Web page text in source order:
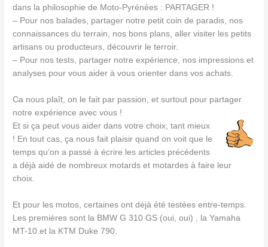
dans la philosophie de Moto-Pyrénées : PARTAGER !
– Pour nos balades, partager notre petit coin de paradis, nos
connaissances du terrain, nos bons plans, aller visiter les petits
artisans ou producteurs, découvrir le terroir.
– Pour nos tests, partager notre expérience, nos impressions et
analyses pour vous aider à vous orienter dans vos achats.
Ca nous plaît, on le fait par passion, et surtout pour partager
notre expérience avec vous !
Et si ça peut vous aider dans votre choix, tant mieux
! En tout cas, ça nous fait plaisir quand on voit que le
temps qu’on a passé à écrire les articles précédents
a déjà aidé de nombreux motards et motardes à faire leur
choix.
Et pour les motos, certaines ont déjà été testées entre-temps.
Les premières sont la BMW G 310 GS (oui, oui) , la Yamaha
MT-10 et la KTM Duke 790.